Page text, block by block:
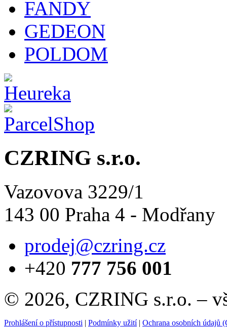
FANDY
GEDEON
POLDOM
CZRING s.r.o.
Vazovova 3229/1
143 00 Praha 4 - Modřany
prodej@czring.cz
+420 777 756 001
© 2026, CZRING s.r.o. –
Prohlášení o přístupnosti | Podmínky užití| Ochrana osobních údajů